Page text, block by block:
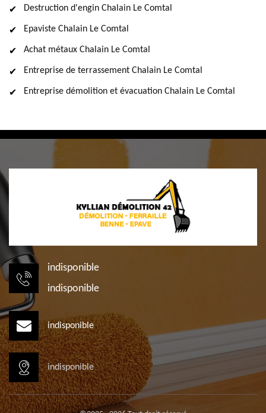
Destruction d'engin Chalain Le Comtal
Epaviste Chalain Le Comtal
Achat métaux Chalain Le Comtal
Entreprise de terrassement Chalain Le Comtal
Entreprise démolition et évacuation Chalain Le Comtal
indisponible
indisponible
indisponible
indisponible